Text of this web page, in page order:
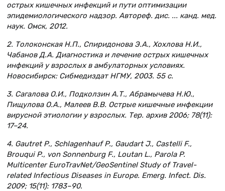
острых кишечных инфекций и пути оптимизации
эпидемиологического надзор. Автореф. дис. ... канд. мед.
наук. Омск, 2012.
2. Толоконская Н.П., Спиридонова Э.А., Хохлова Н.И.,
Чабанов Д.А. Диагностика и лечение острых кишечных
инфекций у взрослых в амбулаторных условиях.
Новосибирск: Сибмедиздат НГМУ, 2003. 55 с.
3. Сагалова О.И., Подколзин А.Т., Абрамычева Н.Ю.,
Пищулова О.А., Малеев В.В. Острые кишечные инфекции
вирусной этиологии у взрослых. Тер. архив 2006; 78(11):
17–24.
4. Gautret P., Schlagenhauf P., Gaudart J., Castelli F.,
Brouqui P., von Sonnenburg F., Loutan L., Parola P.
Multicenter EuroTravNet/GeoSentinel Study of Travel-
related Infectious Diseases in Europe. Emerg. Infect. Dis.
2009; 15(11): 1783–90.